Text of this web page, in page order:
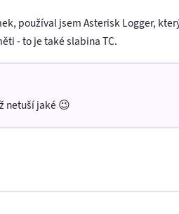
používal jsem Asterisk Logger,
- to je také slabina TC.
netuší jaké 😉